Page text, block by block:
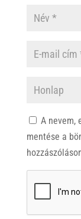
A nevem,
mentése a